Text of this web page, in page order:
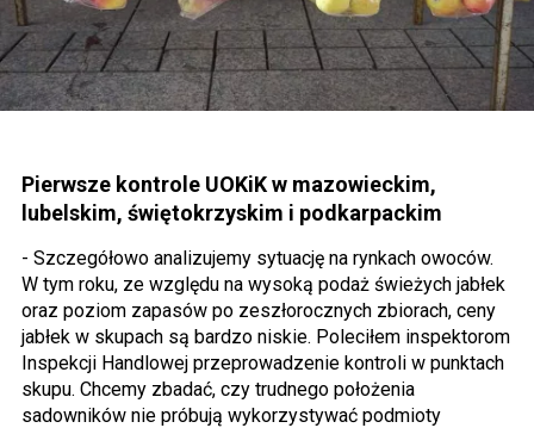
Pierwsze kontrole UOKiK w mazowieckim,
lubelskim, świętokrzyskim i podkarpackim
- Szczegółowo analizujemy sytuację na rynkach owoców.
W tym roku, ze względu na wysoką podaż świeżych jabłek
oraz poziom zapasów po zeszłorocznych zbiorach, ceny
jabłek w skupach są bardzo niskie. Poleciłem inspektorom
Inspekcji Handlowej przeprowadzenie kontroli w punktach
skupu. Chcemy zbadać, czy trudnego położenia
sadowników nie próbują wykorzystywać podmioty